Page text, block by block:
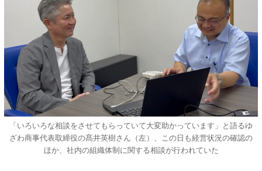
「いろいろな相談をさせてもらっていて大変助かっています」と語るゆ
ざわ商事代表取締役の髙井英樹さん（左）、この日も経営状況の確認の
ほか、社内の組織体制に関する相談が行われていた